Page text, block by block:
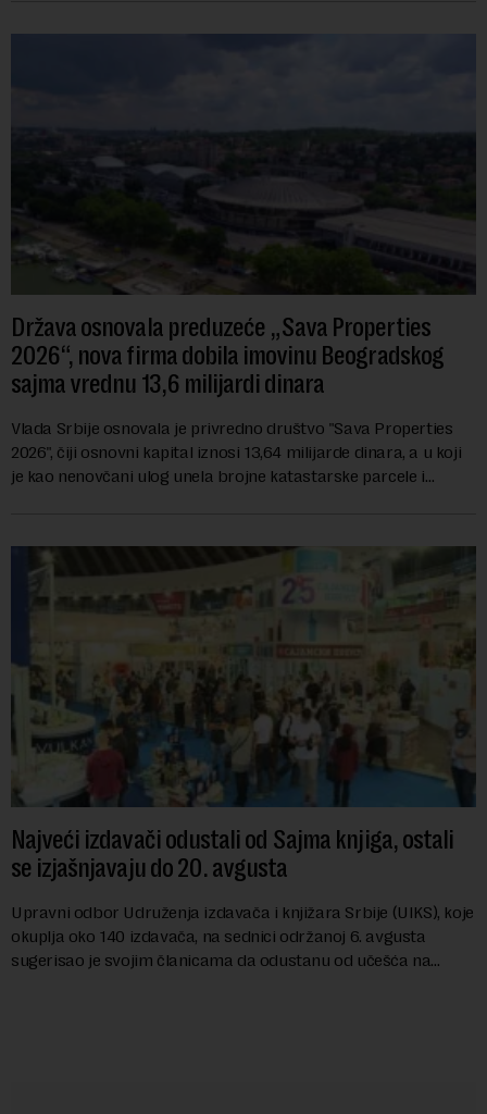
Država osnovala preduzeće „Sava Properties
2026“, nova firma dobila imovinu Beogradskog
sajma vrednu 13,6 milijardi dinara
Vlada Srbije osnovala je privredno društvo "Sava Properties
2026", čiji osnovni kapital iznosi 13,64 milijarde dinara, a u koji
je kao nenovčani ulog unela brojne katastarske parcele i
Najveći izdavači odustali od Sajma knjiga, ostali
se izjašnjavaju do 20. avgusta
Upravni odbor Udruženja izdavača i knjižara Srbije (UIKS), koje
okuplja oko 140 izdavača, na sednici održanoj 6. avgusta
sugerisao je svojim članicama da odustanu od učešća na